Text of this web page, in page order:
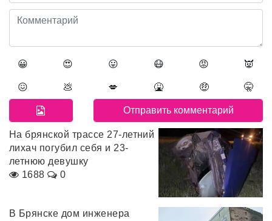
😀 😍 😛 😷 😡 👿
😖 💩 💋 🤮 🤑 🤫
На брянской трассе 27-летний
лихач погубил себя и 23-
летнюю девушку
1688
0
В Брянске дом инженера